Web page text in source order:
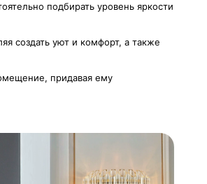
подбирать уровень яркости
создать уют и комфорт, а также
придавая ему